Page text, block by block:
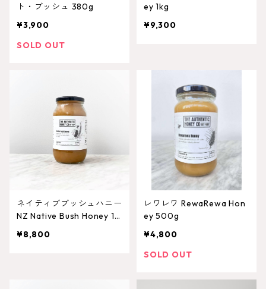
ト・ブッシュ 380g
¥3,900
SOLD OUT
ey 1kg
¥9,300
ネイティブブッシュハニー
NZ Native Bush Honey 1k
¥8,800
レワレワ RewaRewa Hon
ey 500g
¥4,800
SOLD OUT